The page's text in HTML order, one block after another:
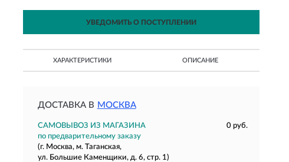
УВЕДОМИТЬ О ПОСТУПЛЕНИИ
ХАРАКТЕРИСТИКИ ОПИСАНИЕ
ДОСТАВКА В МОСКВА
САМОВЫВОЗ ИЗ МАГАЗИНА
0 руб.
по предварительному заказу
(г. Москва, м. Таганская,
ул. Большие Каменщики, д. 6, стр. 1)